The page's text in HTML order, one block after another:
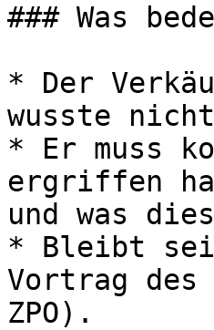
### Was
* Der
wusste
* Er muss
ergriffen
und was
* Bleibt
Vortrag des
ZPO).